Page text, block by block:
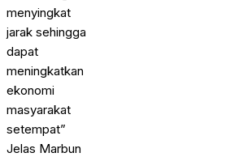
menyingkat
jarak sehingga
dapat
meningkatkan
ekonomi
masyarakat
setempat”
Jelas Marbun